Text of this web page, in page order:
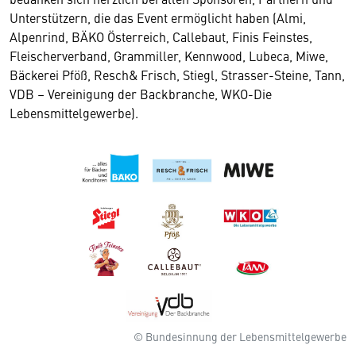
Unterstützern, die das Event ermöglicht haben (Almi,
Alpenrind, BÄKO Österreich, Callebaut, Finis Feinstes,
Fleischerverband, Grammiller, Kennwood, Lubeca, Miwe,
Bäckerei Pföß, Resch& Frisch, Stiegl, Strasser-Steine, Tann,
VDB – Vereinigung der Backbranche, WKO-Die
Lebensmittelgewerbe).
© Bundesinnung der Lebensmittelgewerbe